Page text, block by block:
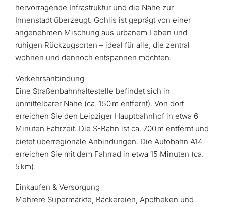
hervorragende Infrastruktur und die Nähe zur
Innenstadt überzeugt. Gohlis ist geprägt von einer
angenehmen Mischung aus urbanem Leben und
ruhigen Rückzugsorten – ideal für alle, die zentral
wohnen und dennoch entspannen möchten.
Verkehrsanbindung
Eine Straßenbahnhaltestelle befindet sich in
unmittelbarer Nähe (ca. 150 m entfernt). Von dort
erreichen Sie den Leipziger Hauptbahnhof in etwa 6
Minuten Fahrzeit. Die S-Bahn ist ca. 700 m entfernt und
bietet überregionale Anbindungen. Die Autobahn A14
erreichen Sie mit dem Fahrrad in etwa 15 Minuten (ca.
5 km).
Einkaufen & Versorgung
Mehrere Supermärkte, Bäckereien, Apotheken und